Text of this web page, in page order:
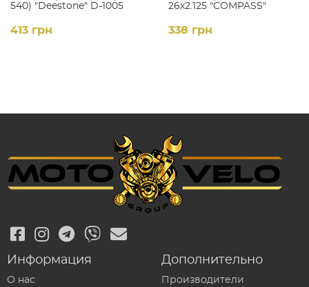
540) "Deestone" D-1005
413 грн
26х2.125 "COMPASS"
338 грн
Информация
О нас
Дополнительно
Производители